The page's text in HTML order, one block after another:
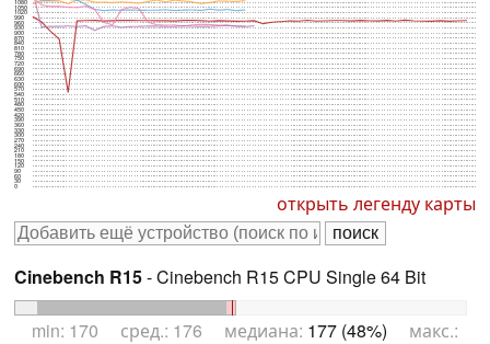
0
30
60
90
120
150
180
210
240
270
300
330
360
390
420
450
480
510
540
570
600
630
660
690
720
750
780
810
840
870
900
930
960
990
1020
1050
открыть легенду карты
Cinebench R15- Cinebench R15 CPU Single 64 Bit
min: 170 сред.: 176 медиана: 177 (48%) макс.: